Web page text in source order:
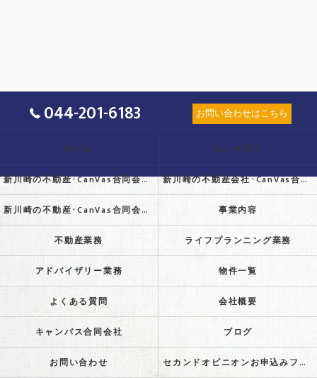
044-201-6183 お問い合わせはこちら
ホーム コンセプト
新川崎の不動産･CanVas合同会社の口コミ情報 新川崎の不動産会社･CanVas合同会社の評判
新川崎の不動産･CanVas合同会社のお客様の声 事業内容
不動産業務 ライフプランニング業務
アドバイザリー業務 物件一覧
よくある質問 会社概要
キャンバス合同会社 ブログ
お問い合わせ セカンドオピニオンお申込みフォーム